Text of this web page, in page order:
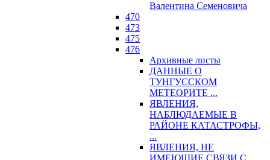
Валентина Семеновича
470
473
475
476
Архивные листы
ДАННЫЕ О
ТУНГУССКОМ
МЕТЕОРИТЕ ...
ЯВЛЕНИЯ,
НАБЛЮДАЕМЫЕ В
РАЙОНЕ КАТАСТРОФЫ,
...
ЯВЛЕНИЯ, НЕ
ИМЕЮЩИЕ СВЯЗИ С